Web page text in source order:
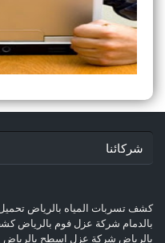
شركائنا
كشف تسربات المياه بالرياض
بالدمام شركة عزل فوم بالرياض
بالرياض شركة عزل اسطح بالرياض